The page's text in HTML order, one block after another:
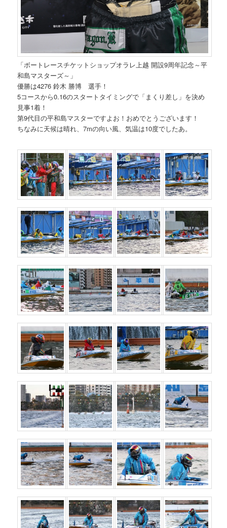
「ボートレースチケットショップオラレ上越 開設9周年記念～平
和島マスターズ～」
優勝は4276 鈴木 勝博 選手！
5コースから0.16のスタートタイミングで「まくり差し」を決め
見事1着！
第9代目の平和島マスターですよお！おめでとうございます！
ちなみに天候は晴れ、7mの向い風、気温は10度でしたあ。